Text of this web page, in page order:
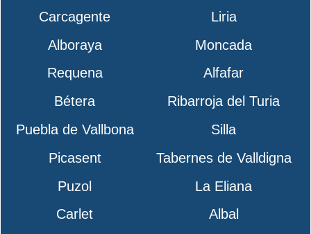
Carcagente
Liria
Alboraya
Moncada
Requena
Alfafar
Bétera
Ribarroja del Turia
Puebla de Vallbona
Silla
Picasent
Tabernes de Valldigna
Puzol
La Eliana
Carlet
Albal